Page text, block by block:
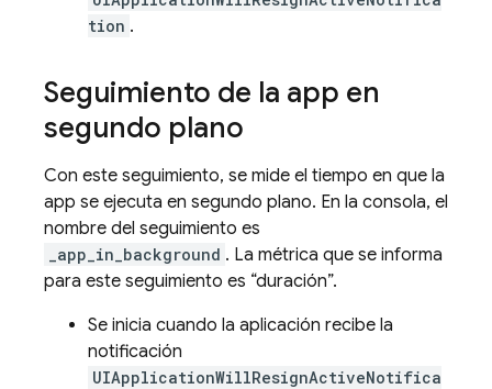
tion .
Seguimiento de la app en
segundo plano
Con este seguimiento, se mide el tiempo en que la
app se ejecuta en segundo plano. En la consola, el
nombre del seguimiento es
_app_in_background . La métrica que se informa
para este seguimiento es “duración”.
Se inicia cuando la aplicación recibe la
notificación
UIApplicationWillResignActiveNotifica